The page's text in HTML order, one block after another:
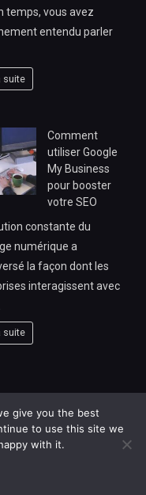
temps, vous avez
entendu parler
suite
Comment
utiliser Google
My Business
pour booster
votre SEO
constante du
numérique a
la façon dont les
interagissent avec
suite
Comment
réussir une
mayonnaise
give you the best
to use this site we
with it.